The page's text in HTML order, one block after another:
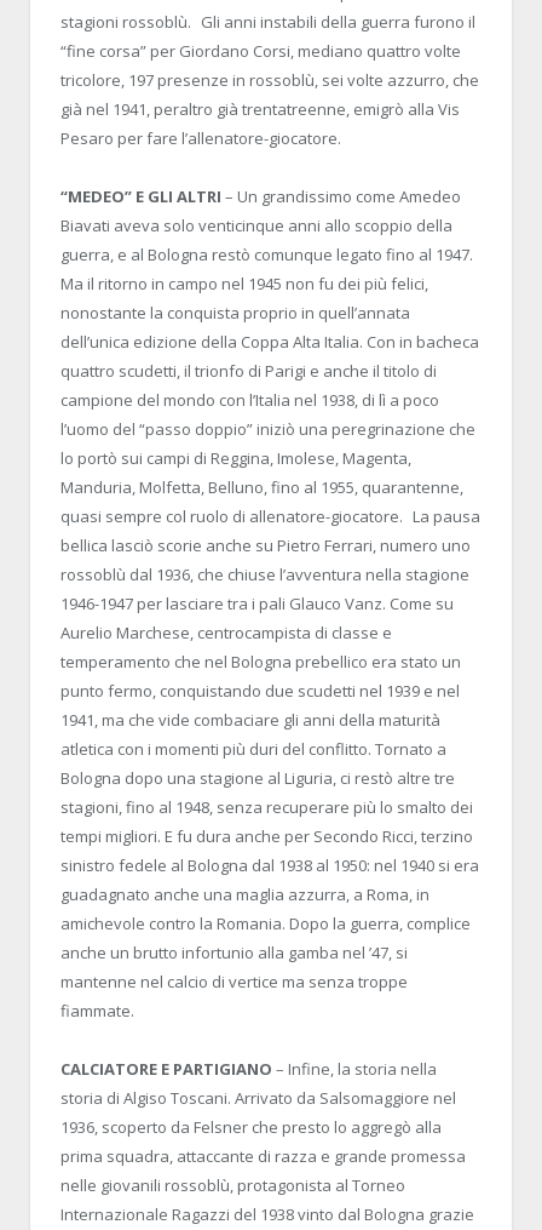
stagioni rossoblù. Gli anni instabili della guerra furono il
“fine corsa” per Giordano Corsi, mediano quattro volte
tricolore, 197 presenze in rossoblù, sei volte azzurro, che
già nel 1941, peraltro già trentatreenne, emigrò alla Vis
Pesaro per fare l’allenatore-giocatore.
“MEDEO” E GLI ALTRI – Un grandissimo come Amedeo
Biavati aveva solo venticinque anni allo scoppio della
guerra, e al Bologna restò comunque legato fino al 1947.
Ma il ritorno in campo nel 1945 non fu dei più felici,
nonostante la conquista proprio in quell’annata
dell’unica edizione della Coppa Alta Italia. Con in bacheca
quattro scudetti, il trionfo di Parigi e anche il titolo di
campione del mondo con l’Italia nel 1938, di lì a poco
l’uomo del “passo doppio” iniziò una peregrinazione che
lo portò sui campi di Reggina, Imolese, Magenta,
Manduria, Molfetta, Belluno, fino al 1955, quarantenne,
quasi sempre col ruolo di allenatore-giocatore. La pausa
bellica lasciò scorie anche su Pietro Ferrari, numero uno
rossoblù dal 1936, che chiuse l’avventura nella stagione
1946-1947 per lasciare tra i pali Glauco Vanz. Come su
Aurelio Marchese, centrocampista di classe e
temperamento che nel Bologna prebellico era stato un
punto fermo, conquistando due scudetti nel 1939 e nel
1941, ma che vide combaciare gli anni della maturità
atletica con i momenti più duri del conflitto. Tornato a
Bologna dopo una stagione al Liguria, ci restò altre tre
stagioni, fino al 1948, senza recuperare più lo smalto dei
tempi migliori. E fu dura anche per Secondo Ricci, terzino
sinistro fedele al Bologna dal 1938 al 1950: nel 1940 si era
guadagnato anche una maglia azzurra, a Roma, in
amichevole contro la Romania. Dopo la guerra, complice
anche un brutto infortunio alla gamba nel ’47, si
mantenne nel calcio di vertice ma senza troppe
fiammate.
CALCIATORE E PARTIGIANO – Infine, la storia nella
storia di Algiso Toscani. Arrivato da Salsomaggiore nel
1936, scoperto da Felsner che presto lo aggregò alla
prima squadra, attaccante di razza e grande promessa
nelle giovanili rossoblù, protagonista al Torneo
Internazionale Ragazzi del 1938 vinto dal Bologna grazie